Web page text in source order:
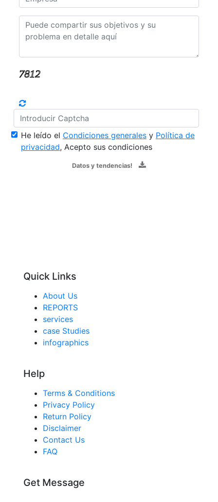
He leído el Condiciones generales y Política de
privacidad, Acepto sus condiciones
Datos y tendencias!
Quick Links
About Us
REPORTS
services
case Studies
infographics
Help
Terms & Conditions
Privacy Policy
Return Policy
Disclaimer
Contact Us
FAQ
Get Message